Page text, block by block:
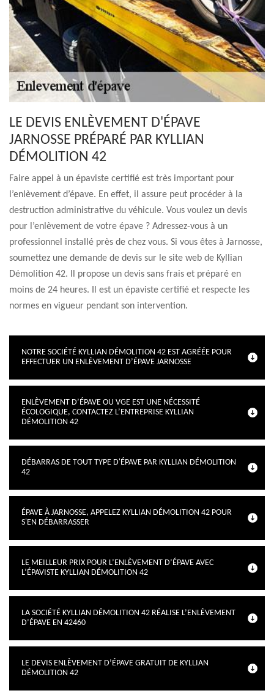
LE DEVIS ENLÈVEMENT D'ÉPAVE
JARNOSSE PRÉPARÉ PAR KYLLIAN
DÉMOLITION 42
Faire appel à un épaviste certifié est très important pour
l’enlèvement d’épave. En effet, il assure peut procéder à la
destruction administrative du véhicule. Vous voulez un devis
pour l’enlèvement de votre épave ? Adressez-vous à un
professionnel installé près de chez vous. Si vous êtes à Jarnosse,
soumettez une demande de devis sur le site web de Kyllian
Démolition 42. Il propose un devis sans frais et préparé en
moins de 24 heures. Il est un épaviste certifié et respecte les
normes en vigueur pendant son intervention.
NOTRE SOCIÉTÉ KYLLIAN DÉMOLITION 42 EST AGRÉÉE POUR
EFFECTUER UN ENLÈVEMENT D’ÉPAVE JARNOSSE
ENLÈVEMENT D’ÉPAVE OU VGE EST UNE NÉCESSITÉ
ÉCOLOGIQUE, CONTACTEZ L’ENTREPRISE KYLLIAN
DÉMOLITION 42
DÉBARRAS DE TOUT TYPE D'ÉPAVE PAR KYLLIAN DÉMOLITION
42
ÉPAVE À JARNOSSE, APPELEZ KYLLIAN DÉMOLITION 42 POUR
S'EN DÉBARRASSER
LE MEILLEUR PRIX POUR L’ENLÈVEMENT D’ÉPAVE AVEC
L’ÉPAVISTE KYLLIAN DÉMOLITION 42
LA SOCIÉTÉ KYLLIAN DÉMOLITION 42 RÉALISE L’ENLÈVEMENT
D’ÉPAVE EN 42460
LE DEVIS ENLÈVEMENT D’ÉPAVE GRATUIT DE KYLLIAN
DÉMOLITION 42